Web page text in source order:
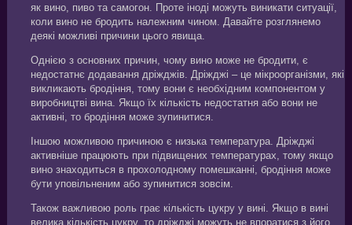
як вино, пиво та самогон. Проте іноді можуть виникати ситуації,
коли вино не бродить належним чином. Давайте розглянемо
деякі можливі причини цього явища.
Однією з основних причин, чому вино може не бродити, є
недостатнє додавання дріжджів. Дріжджі – це мікроорганізми, які
викликають бродіння, тому вони є необхідним компонентом у
виробництві вина. Якщо їх кількість недостатня або вони не
активні, то бродіння може зупинитися.
Іншою можливою причиною є низька температура. Дріжджі
активніше працюють при підвищених температурах, тому якщо
вино знаходиться в прохолодному помешканні, бродіння може
бути уповільненим або зупинитися зовсім.
Також важливою роль грає кількість цукру у вині. Якщо в вині
велика кількість цукру, то дріжджі можуть не впоратися з його